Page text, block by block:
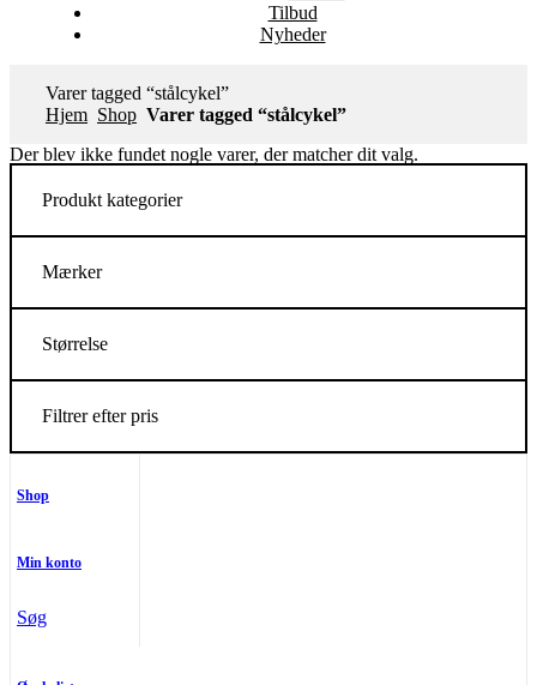
Tilbud
Nyheder
Varer tagged “stålcykel”
Hjem Shop Varer tagged “stålcykel”
Der blev ikke fundet nogle varer, der matcher dit valg.
Produkt kategorier
Mærker
Størrelse
Filtrer efter pris
Shop
Min konto
Søg